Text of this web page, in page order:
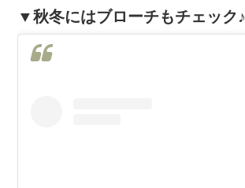
▼秋冬にはブローチもチェック♪